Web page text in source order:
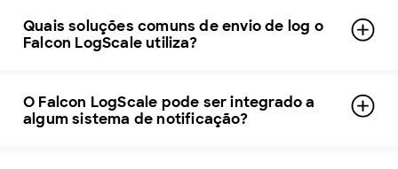
Quais soluções comuns de envio de log o
Falcon LogScale utiliza?
O Falcon LogScale pode ser integrado a
algum sistema de notificação?